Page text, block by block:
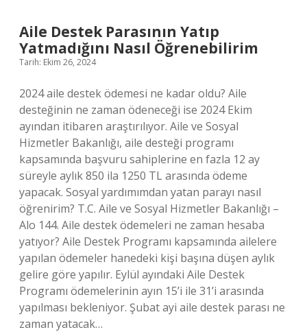
Aile Destek Parasının Yatıp
Yatmadığını Nasıl Öğrenebilirim
Tarih: Ekim 26, 2024
2024 aile destek ödemesi ne kadar oldu? Aile
desteğinin ne zaman ödeneceği ise 2024 Ekim
ayından itibaren araştırılıyor. Aile ve Sosyal
Hizmetler Bakanlığı, aile desteği programı
kapsamında başvuru sahiplerine en fazla 12 ay
süreyle aylık 850 ila 1250 TL arasında ödeme
yapacak. Sosyal yardımımdan yatan parayı nasıl
öğrenirim? T.C. Aile ve Sosyal Hizmetler Bakanlığı –
Alo 144. Aile destek ödemeleri ne zaman hesaba
yatıyor? Aile Destek Programı kapsamında ailelere
yapılan ödemeler hanedeki kişi başına düşen aylık
gelire göre yapılır. Eylül ayındaki Aile Destek
Programı ödemelerinin ayın 15’i ile 31’i arasında
yapılması bekleniyor. Şubat ayi aile destek parası ne
zaman yatacak…